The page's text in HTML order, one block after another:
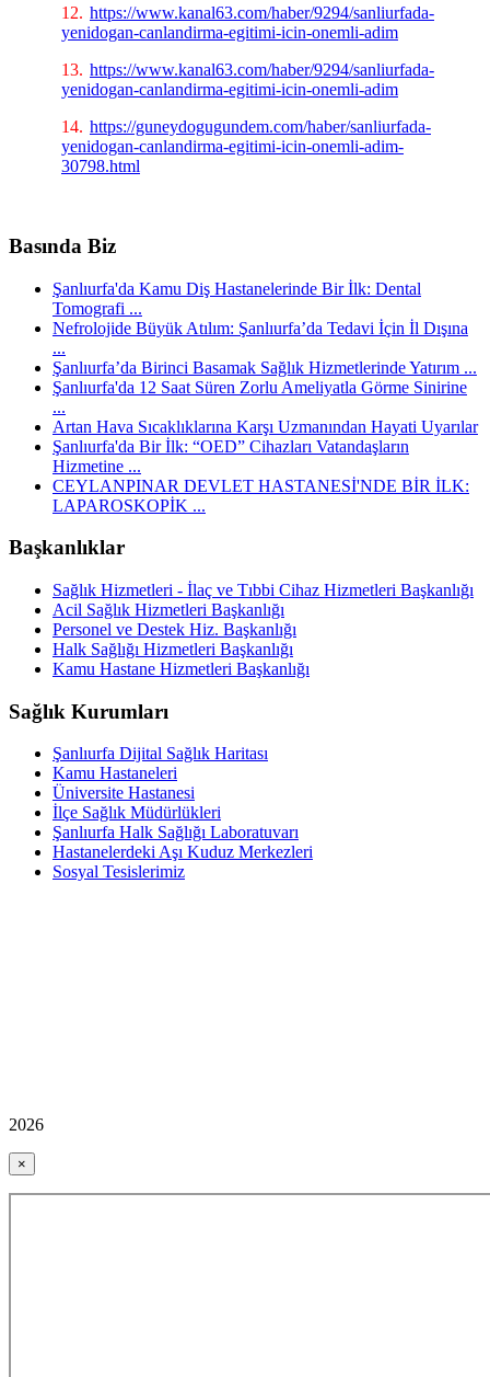
12. https://www.kanal63.com/haber/9294/sanliurfada-
yenidogan-canlandirma-egitimi-icin-onemli-adim
13. https://www.kanal63.com/haber/9294/sanliurfada-
yenidogan-canlandirma-egitimi-icin-onemli-adim
14. https://guneydogugundem.com/haber/sanliurfada-
yenidogan-canlandirma-egitimi-icin-onemli-adim-
30798.html
Basında Biz
Şanlıurfa'da Kamu Diş Hastanelerinde Bir İlk: Dental
Tomografi ...
Nefrolojide Büyük Atılım: Şanlıurfa’da Tedavi İçin İl Dışına
...
Şanlıurfa’da Birinci Basamak Sağlık Hizmetlerinde Yatırım ...
Şanlıurfa'da 12 Saat Süren Zorlu Ameliyatla Görme Sinirine
...
Artan Hava Sıcaklıklarına Karşı Uzmanından Hayati Uyarılar
Şanlıurfa'da Bir İlk: “OED” Cihazları Vatandaşların
Hizmetine ...
CEYLANPINAR DEVLET HASTANESİ'NDE BİR İLK:
LAPAROSKOPİK ...
Başkanlıklar
Sağlık Hizmetleri - İlaç ve Tıbbi Cihaz Hizmetleri Başkanlığı
Acil Sağlık Hizmetleri Başkanlığı
Personel ve Destek Hiz. Başkanlığı
Halk Sağlığı Hizmetleri Başkanlığı
Kamu Hastane Hizmetleri Başkanlığı
Sağlık Kurumları
Şanlıurfa Dijital Sağlık Haritası
Kamu Hastaneleri
Üniversite Hastanesi
İlçe Sağlık Müdürlükleri
Şanlıurfa Halk Sağlığı Laboratuvarı
Hastanelerdeki Aşı Kuduz Merkezleri
Sosyal Tesislerimiz
2026
×